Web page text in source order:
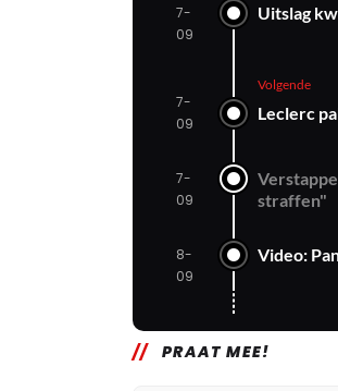
7-
09
Uitslag
7-
09
Volgende
Leclerc
7-
09
straffen"
8-
09
Video:
PRAAT MEE!